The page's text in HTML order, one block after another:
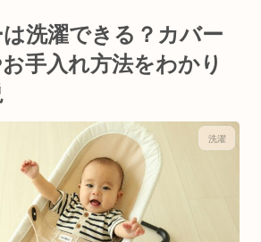
洗濯できる？カバー
手入れ方法をわかり
洗濯